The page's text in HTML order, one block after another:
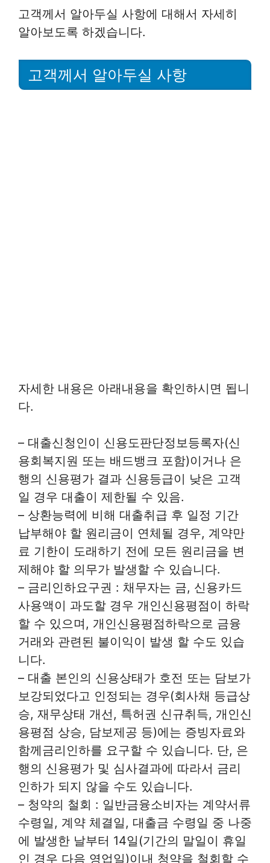
고객께서 알아두실 사항에 대해서 자세히
알아보도록 하겠습니다.
고객께서 알아두실 사항
자세한 내용은 아래내용을 확인하시면 됩니
다.
– 대출신청인이 신용도판단정보등록자(신
용회복지원 또는 배드뱅크 포함)이거나 은
행의 신용평가 결과 신용등급이 낮은 고객
일 경우 대출이 제한될 수 있음.
– 상환능력에 비해 대출취급 후 일정 기간
납부해야 할 원리금이 연체될 경우, 계약만
료 기한이 도래하기 전에 모든 원리금을 변
제해야 할 의무가 발생할 수 있습니다.
– 금리인하요구권 : 채무자는 금, 신용카드
사용액이 과도할 경우 개인신용평점이 하락
할 수 있으며, 개인신용평점하락으로 금융
거래와 관련된 불이익이 발생 할 수도 있습
니다.
– 대출 본인의 신용상태가 호전 또는 담보가
보강되었다고 인정되는 경우(회사채 등급상
승, 재무상태 개선, 특허권 신규취득, 개인신
용평점 상승, 담보제공 등)에는 증빙자료와
함께금리인하를 요구할 수 있습니다. 단, 은
행의 신용평가 및 심사결과에 따라서 금리
인하가 되지 않을 수도 있습니다.
– 청약의 철회 : 일반금융소비자는 계약서류
수령일, 계약 체결일, 대출금 수령일 중 나중
에 발생한 날부터 14일(기간의 말일이 휴일
인 경우 다음 영업일)이내 청약을 철회할 수